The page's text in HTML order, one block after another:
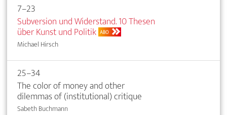
7–23
Subversion und Widerstand. 10 Thesen
über Kunst und Politik ABO
Michael Hirsch
25–34
The color of money and other
dilemmas of (institutional) critique
Sabeth Buchmann